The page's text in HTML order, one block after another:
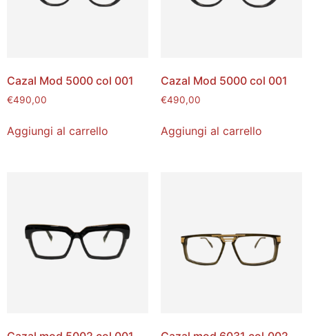
Cazal Mod 5000 col 001
€490,00
Aggiungi al carrello
Cazal Mod 5000 col 001
€490,00
Aggiungi al carrello